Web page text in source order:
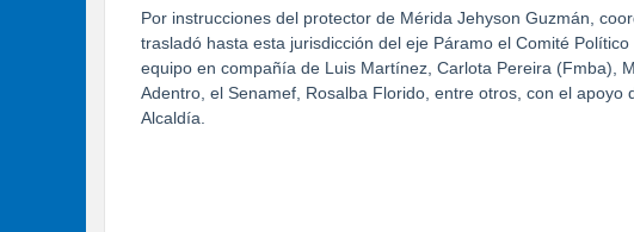
Por instrucciones del protector de Mérida Jehyson Guzmán,
trasladó hasta esta jurisdicción del eje Páramo el Comité
equipo en compañía de Luis Martínez, Carlota Pereira (Fmba),
Adentro, el Senamef, Rosalba Florido, entre otros, con el apoyo
Alcaldía.